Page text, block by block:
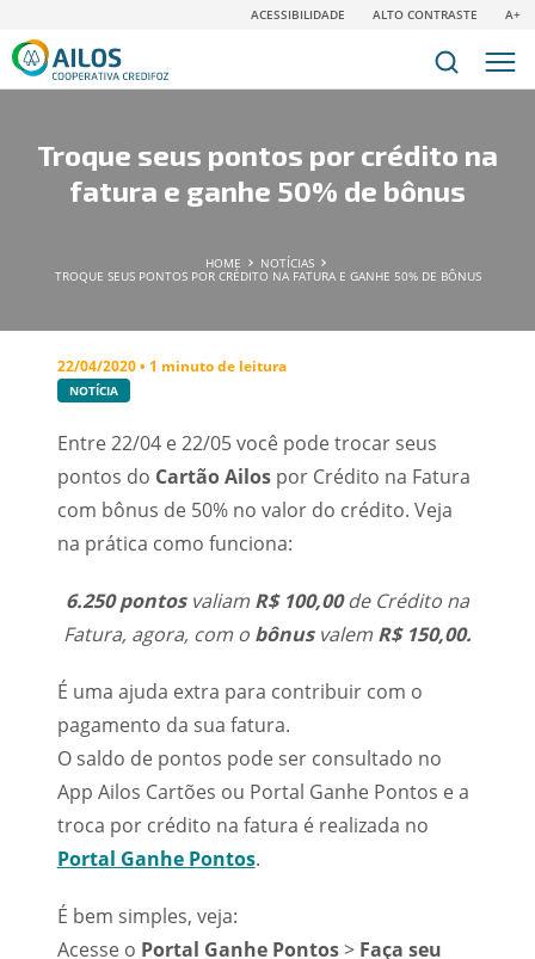
ACESSIBILIDADE ALTO CONTRASTE A+
Troque seus pontos por crédito na
fatura e ganhe 50% de bônus
HOME
NOTÍCIAS
TROQUE SEUS PONTOS POR CRÉDITO NA FATURA E GANHE 50% DE BÔNUS
22/04/2020 • 1 minuto de leitura
NOTÍCIA
Entre 22/04 e 22/05 você pode trocar seus
pontos do Cartão Ailospor Crédito na Fatura
com bônus de 50% no valor do crédito. Veja
na prática como funciona:
6.250 pontosvaliam R$ 100,00de Crédito na
Fatura, agora, com obônusvalem R$ 150,00.
É uma ajuda extra para contribuir com o
pagamento da sua fatura.
O saldo de pontos pode ser consultado no
App Ailos Cartões ou Portal Ganhe Pontos e a
troca por crédito na fatura é realizada no
Portal Ganhe Pontos.
É bem simples, veja:
Acesse o Portal Ganhe Pontos> Faça seu